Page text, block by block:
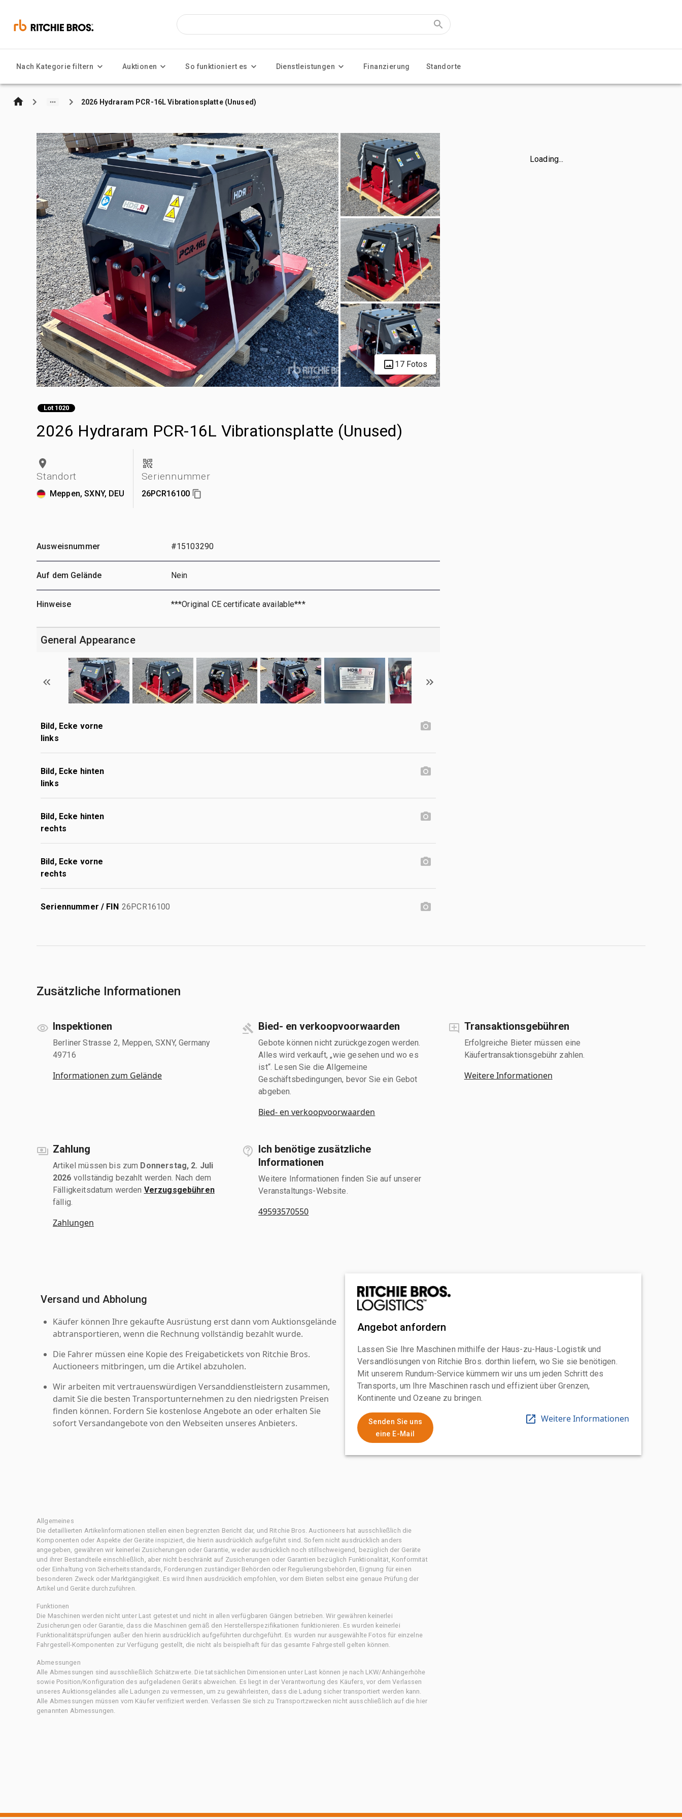
Nach Kategorie filtern Auktionen So funktioniert es Dienstleistungen Finanzierung Standorte
2026 Hydraram PCR-16L Vibrationsplatte (Unused)
17 Fotos
Lot 1020
2026 Hydraram PCR-16L Vibrationsplatte (Unused)
Standort
Meppen, SXNY, DEU
Seriennummer
26PCR16100
Loading...
Ausweisnummer #15103290
Auf dem Gelände Nein
Hinweise ***Original CE certificate available***
General Appearance
Bild, Ecke vorne
links
Bild, Ecke hinten
links
Bild, Ecke hinten
rechts
Bild, Ecke vorne
rechts
Seriennummer / FIN 26PCR16100
Zusätzliche Informationen
Inspektionen
Berliner Strasse 2, Meppen, SXNY, Germany
49716
Informationen zum Gelände
Bied- en verkoopvoorwaarden
Gebote können nicht zurückgezogen werden.
Alles wird verkauft, „wie gesehen und wo es
ist“. Lesen Sie die Allgemeine
Geschäftsbedingungen, bevor Sie ein Gebot
abgeben.
Bied- en verkoopvoorwaarden
Transaktionsgebühren
Erfolgreiche Bieter müssen eine
Käufertransaktionsgebühr zahlen.
Weitere Informationen
Zahlung
Artikel müssen bis zum Donnerstag, 2. Juli
2026 vollständig bezahlt werden. Nach dem
Fälligkeitsdatum werden Verzugsgebühren
fällig.
Zahlungen
Ich benötige zusätzliche
Informationen
Weitere Informationen finden Sie auf unserer
Veranstaltungs-Website.
49593570550
Versand und Abholung
Käufer können Ihre gekaufte Ausrüstung erst dann vom Auktionsgelände
abtransportieren, wenn die Rechnung vollständig bezahlt wurde.
Die Fahrer müssen eine Kopie des Freigabetickets von Ritchie Bros.
Auctioneers mitbringen, um die Artikel abzuholen.
Wir arbeiten mit vertrauenswürdigen Versanddienstleistern zusammen,
damit Sie die besten Transportunternehmen zu den niedrigsten Preisen
finden können. Fordern Sie kostenlose Angebote an oder erhalten Sie
sofort Versandangebote von den Webseiten unseres Anbieters.
Angebot anfordern
Lassen Sie Ihre Maschinen mithilfe der Haus-zu-Haus-Logistik und
Versandlösungen von Ritchie Bros. dorthin liefern, wo Sie sie benötigen.
Mit unserem Rundum-Service kümmern wir uns um jeden Schritt des
Transports, um Ihre Maschinen rasch und effizient über Grenzen,
Kontinente und Ozeane zu bringen.
Senden Sie uns
eine E-Mail
Weitere Informationen
Allgemeines
Die detaillierten Artikelinformationen stellen einen begrenzten Bericht dar, und Ritchie Bros. Auctioneers hat ausschließlich die
Komponenten oder Aspekte der Geräte inspiziert, die hierin ausdrücklich aufgeführt sind. Sofern nicht ausdrücklich anders
angegeben, gewähren wir keinerlei Zusicherungen oder Garantie, weder ausdrücklich noch stillschweigend, bezüglich der Geräte
und ihrer Bestandteile einschließlich, aber nicht beschränkt auf Zusicherungen oder Garantien bezüglich Funktionalität, Konformität
oder Einhaltung von Sicherheitsstandards, Forderungen zuständiger Behörden oder Regulierungsbehörden, Eignung für einen
besonderen Zweck oder Marktgängigkeit. Es wird Ihnen ausdrücklich empfohlen, vor dem Bieten selbst eine genaue Prüfung der
Artikel und Geräte durchzuführen.
Funktionen
Die Maschinen werden nicht unter Last getestet und nicht in allen verfügbaren Gängen betrieben. Wir gewähren keinerlei
Zusicherungen oder Garantie, dass die Maschinen gemäß den Herstellerspezifikationen funktionieren. Es wurden keinerlei
Funktionalitätsprüfungen außer den hierin ausdrücklich aufgeführten durchgeführt. Es wurden nur ausgewählte Fotos für einzelne
Fahrgestell-Komponenten zur Verfügung gestellt, die nicht als beispielhaft für das gesamte Fahrgestell gelten können.
Abmessungen
Alle Abmessungen sind ausschließlich Schätzwerte. Die tatsächlichen Dimensionen unter Last können je nach LKW/Anhängerhöhe
sowie Position/Konfiguration des aufgeladenen Geräts abweichen. Es liegt in der Verantwortung des Käufers, vor dem Verlassen
unseres Auktionsgeländes alle Ladungen zu vermessen, um zu gewährleisten, dass die Ladung sicher transportiert werden kann.
Alle Abmessungen müssen vom Käufer verifiziert werden. Verlassen Sie sich zu Transportzwecken nicht ausschließlich auf die hier
genannten Abmessungen.